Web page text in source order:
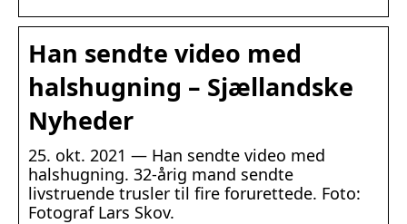
Han sendte video med
halshugning – Sjællandske
Nyheder
25. okt. 2021 — Han sendte video med
halshugning. 32-årig mand sendte
livstruende trusler til fire forurettede. Foto:
Fotograf Lars Skov.